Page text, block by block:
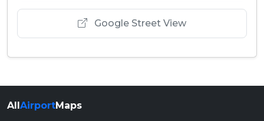
Google Street View
All AirportMaps